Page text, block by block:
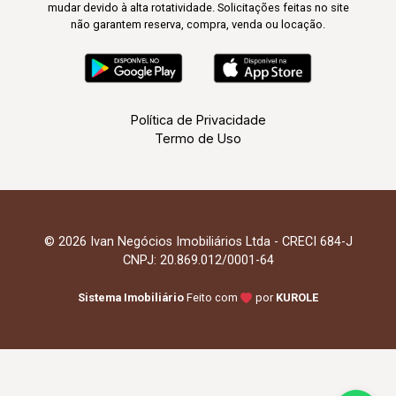
mudar devido à alta rotatividade. Solicitações feitas no site
não garantem reserva, compra, venda ou locação.
Política de Privacidade
Termo de Uso
© 2026 Ivan Negócios Imobiliários Ltda - CRECI 684-J
CNPJ: 20.869.012/0001-64
Sistema Imobiliário Feito com por KUROLE